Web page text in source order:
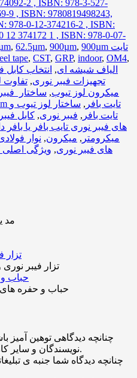
2 , ISBN: 978-3-527-
9 , ISBN: 9780819498243,
978-0-12-374216-2 , ISBN:
12 374172 1 , ISBN: 978-0-07-
, 62.5µm, 900µm, 900µm تایت
tape, CST, GRP, indoor, OM4,
الیاف شیشه ای, انتخاب کابل
تجهیزات فیبر نوری, تفاوت
ساختار فیبر نوری 250µm میکرون لوز تیوب, ساختار
250µm میکرون لوز تیوب و 900µm تایت بافر , ساختار لوز تیوب و
تایت بافر , فیبر نوری, کابل
های فیبر نوری تایب بافر یا بافر
میکرومتر , میکرون, نوار
های فیبر نوری, ویژگی اصلی
مد
تزار فیبر
حباب و حفره‌ های
نویسندگان و سایر کاربران باشد تایید نخواهد شد.